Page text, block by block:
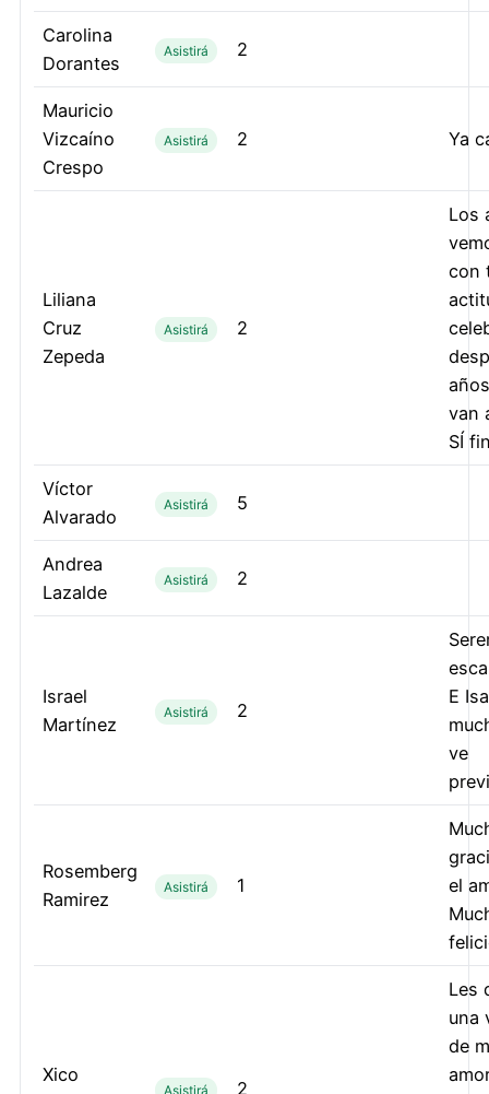
Carolina
Dorantes
Asistirá 2
Mauricio
Vizcaíno
Crespo
Asistirá 2 Ya
Liliana
Cruz
Zepeda
Asistirá 2
Los
con
van
SÍ
Víctor
Alvarado
Asistirá 5
Andrea
Lazalde
Asistirá 2
Israel
Martínez
Asistirá 2
E
ve
Rosemberg
Ramirez
Asistirá 1
el
Xico
Asistirá 2
Les
una
de